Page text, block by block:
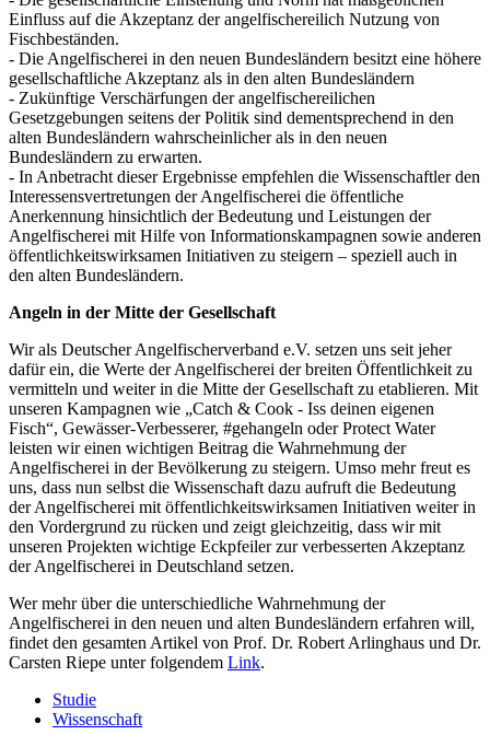
Einfluss auf die Akzeptanz der angelfischereilich Nutzung von
Fischbeständen.
- Die Angelfischerei in den neuen Bundesländern besitzt eine höhere
gesellschaftliche Akzeptanz als in den alten Bundesländern
- Zukünftige Verschärfungen der angelfischereilichen
Gesetzgebungen seitens der Politik sind dementsprechend in den
alten Bundesländern wahrscheinlicher als in den neuen
Bundesländern zu erwarten.
- In Anbetracht dieser Ergebnisse empfehlen die Wissenschaftler den
Interessensvertretungen der Angelfischerei die öffentliche
Anerkennung hinsichtlich der Bedeutung und Leistungen der
Angelfischerei mit Hilfe von Informationskampagnen sowie anderen
öffentlichkeitswirksamen Initiativen zu steigern – speziell auch in
den alten Bundesländern.
Angeln in der Mitte der Gesellschaft
Wir als Deutscher Angelfischerverband e.V. setzen uns seit jeher
dafür ein, die Werte der Angelfischerei der breiten Öffentlichkeit zu
vermitteln und weiter in die Mitte der Gesellschaft zu etablieren. Mit
unseren Kampagnen wie „Catch & Cook - Iss deinen eigenen
Fisch“, Gewässer-Verbesserer, #gehangeln oder Protect Water
leisten wir einen wichtigen Beitrag die Wahrnehmung der
Angelfischerei in der Bevölkerung zu steigern. Umso mehr freut es
uns, dass nun selbst die Wissenschaft dazu aufruft die Bedeutung
der Angelfischerei mit öffentlichkeitswirksamen Initiativen weiter in
den Vordergrund zu rücken und zeigt gleichzeitig, dass wir mit
unseren Projekten wichtige Eckpfeiler zur verbesserten Akzeptanz
der Angelfischerei in Deutschland setzen.
Wer mehr über die unterschiedliche Wahrnehmung der
Angelfischerei in den neuen und alten Bundesländern erfahren will,
findet den gesamten Artikel von Prof. Dr. Robert Arlinghaus und Dr.
Carsten Riepe unter folgendem Link.
Studie
Wissenschaft